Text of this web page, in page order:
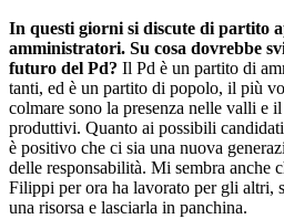
In questi giorni si discute di partito
amministratori. Su cosa dovrebbe
futuro del Pd? Il Pd è un partito di
tanti, ed è un partito di popolo, il più
colmare sono la presenza nelle valli e
produttivi. Quanto ai possibili
è positivo che ci sia una nuova
delle responsabilità. Mi sembra anche
Filippi per ora ha lavorato per gli altri,
una risorsa e lasciarla in panchina.